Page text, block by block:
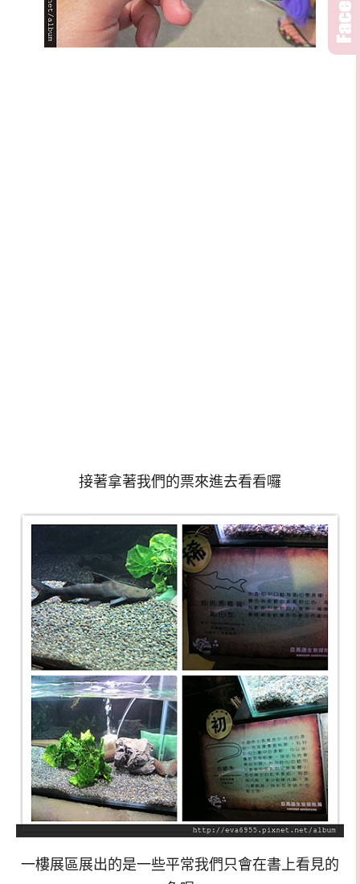
接著拿著我們的票來進去看看囉
一樓展區展出的是一些平常我們只會在書上看見的